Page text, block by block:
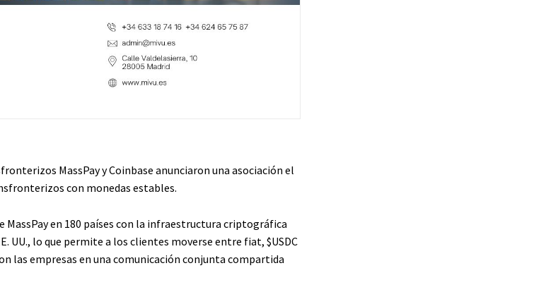
MassPay y Coinbase anunciaron una asociación el
con monedas estables.
MassPay en 180 países con la infraestructura criptográfica
UU., lo que permite a los clientes moverse entre fiat, $USDC
las empresas en una comunicación conjunta compartida